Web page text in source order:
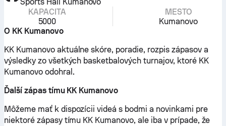
KAPACITA
5000
MESTO
Kumanovo
O KK Kumanovo
KK Kumanovo aktuálne skóre, poradie, rozpis zápasov a
výsledky zo všetkých basketbalových turnajov, ktoré KK
Kumanovo odohral.
Ďalší zápas tímu KK Kumanovo
Môžeme mať k dispozícii videá s bodmi a novinkami pre
niektoré zápasy tímu KK Kumanovo, ale iba v prípade, že